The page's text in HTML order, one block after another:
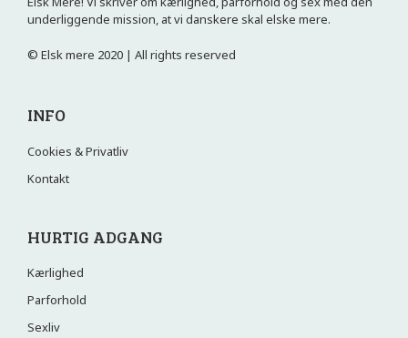
underliggende mission, at vi danskere skal elske mere.
© Elsk mere 2020 | All rights reserved
INFO
Cookies & Privatliv
Kontakt
HURTIG ADGANG
Kærlighed
Parforhold
Sexliv